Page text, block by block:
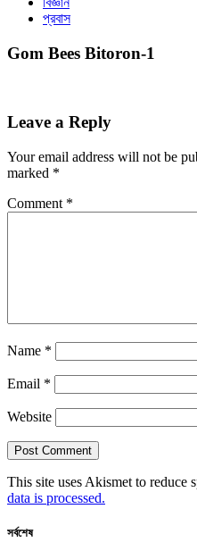
প্রবাস
Gom Bees Bitoron-1
Leave a Reply
Your email address will not be
marked *
Comment *
Name *
Email *
Website
This site uses Akismet to reduce
data is processed.
সর্বশেষ